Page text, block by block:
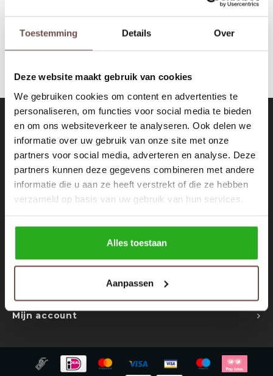
Toestemming Details Over
Deze website maakt gebruik van cookies
We gebruiken cookies om content en advertenties te
personaliseren, om functies voor social media te bieden
en om ons websiteverkeer te analyseren. Ook delen we
informatie over uw gebruik van onze site met onze
partners voor social media, adverteren en analyse. Deze
partners kunnen deze gegevens combineren met andere
informatie die u aan ze heeft verstrekt of die ze hebben
verzameld op basis van uw gebruik van hun services.
Alles toestaan
Aanpassen
T-shirts
Accessoires
Rokken
Tassen
Tops
Jumpsuites
Hoodies
Body's
Tracksuits
Sweaters
Joggers
Pullovers
Schoenen
Accessoires
Underwear
Jassen
Tracksuits
Bodywarmers
Trackpants
Overhemden
Geen producten gevonden!...
Contact
Nieuwsbrief
Ontvang de laatste updates, nieuws en aanbiedingen via email
Volg ons
Mijn account